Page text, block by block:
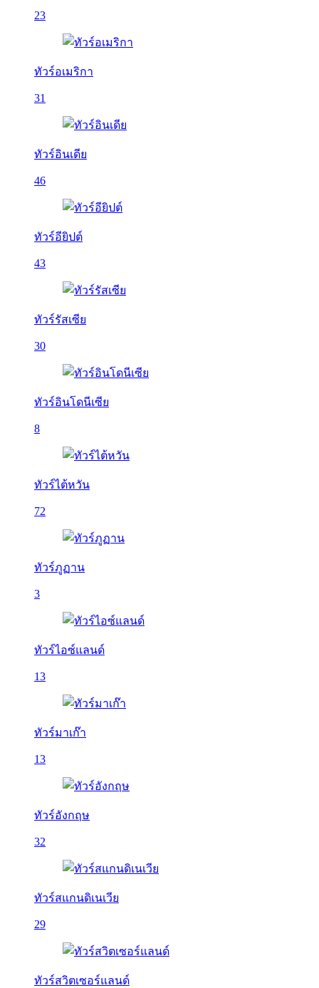
23
ทัวร์อเมริกา
31
ทัวร์อินเดีย
46
ทัวร์อียิปต์
43
ทัวร์รัสเซีย
30
ทัวร์อินโดนีเซีย
8
ทัวร์ไต้หวัน
72
ทัวร์ภูฏาน
3
ทัวร์ไอซ์แลนด์
13
ทัวร์มาเก๊า
13
ทัวร์อังกฤษ
32
ทัวร์สแกนดิเนเวีย
29
ทัวร์สวิตเซอร์แลนด์